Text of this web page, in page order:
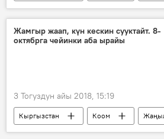
Саясат
Анара Мамбеталиева
Мамлекеттик экотехинспекция
комиссия
каражат
Жамгыр жаап, күн кескин сууктайт. 8-
октябрга чейинки аба ырайы
3 Тогуздун айы 2018, 15:19
Кыргызстан Коом
Кыргызгидромет
аба ырайы